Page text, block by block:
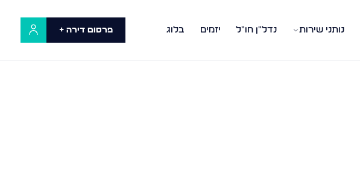
נותני שירות נדל"ן חו"ל יזמים בלוג פרסום דירה +